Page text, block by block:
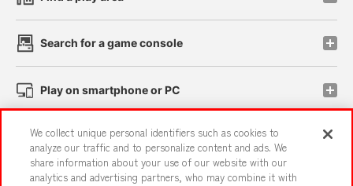
Search for a game console
Play on smartphone or PC
Events and Campaigns
We collect unique personal identifiers such as cookies to
analyze our traffic and to personalize content and ads. We
share information about your use of our website with our
analytics and advertising partners, who may combine it with